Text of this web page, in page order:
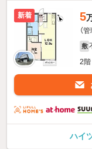
新着 5
（
敷
2階
ハイ